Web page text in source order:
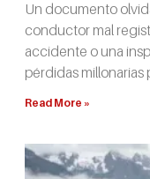
Un documento
conductor mal
accidente o una
pérdidas millonarias
Read More »